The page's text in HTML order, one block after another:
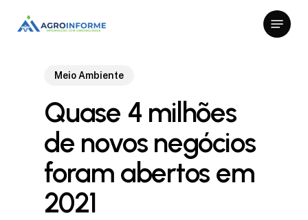
Menu
Meio Ambiente
Quase 4 milhões
de novos negócios
foram abertos em
2021